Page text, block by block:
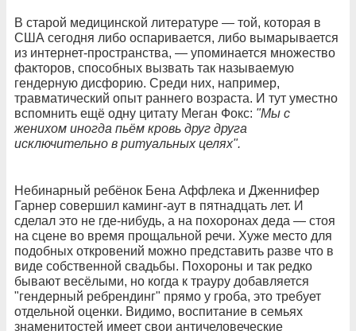
В старой медицинской литературе — той, которая в
США сегодня либо оспаривается, либо вымарывается
из интернет-пространства, — упоминается множество
факторов, способных вызвать так называемую
гендерную дисфорию. Среди них, например,
травматический опыт раннего возраста. И тут уместно
вспомнить ещё одну цитату Меган Фокс: "Мы с
женихом иногда пьём кровь друг друга
исключительно в ритуальных целях".
Небинарный ребёнок Бена Аффлека и Дженнифер
Гарнер совершил каминг-аут в пятнадцать лет. И
сделал это не где-нибудь, а на похоронах деда — стоя
на сцене во время прощальной речи. Хуже место для
подобных откровений можно представить разве что в
виде собственной свадьбы. Похороны и так редко
бывают весёлыми, но когда к трауру добавляется
"гендерный ребрендинг" прямо у гроба, это требует
отдельной оценки. Видимо, воспитание в семьях
знаменитостей имеет свои античеловеческие